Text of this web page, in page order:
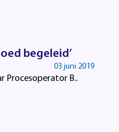
begeleid’
03 juni 2019
Procesoperator B..